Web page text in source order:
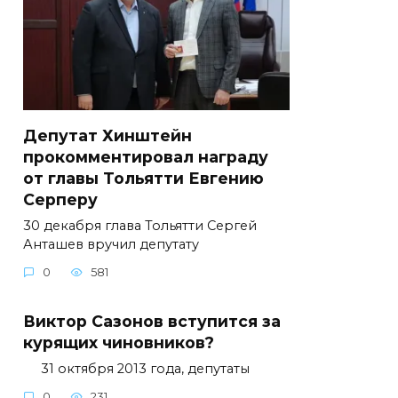
Депутат Хинштейн
прокомментировал награду
от главы Тольятти Евгению
Серперу
30 декабря глава Тольятти Сергей
Анташев вручил депутату
0 581
Виктор Сазонов вступится за
курящих чиновников?
31 октября 2013 года, депутаты